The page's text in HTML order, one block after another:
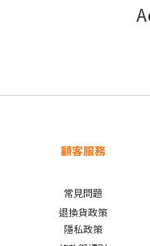
顧客服務
常見問題
退換貨政策
隱私政策